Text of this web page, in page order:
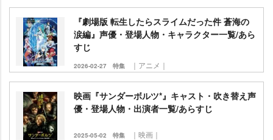
『劇場版 転生したらスライムだった件 蒼海の
涙編』声優・登場人物・キャラクター一覧/あら
すじ
2026-02-27 特集 ｜アニメ｜
映画『サンダーボルツ*』キャスト・吹き替え声
優・登場人物・出演者一覧/あらすじ
2025-05-02 特集 ｜映画｜